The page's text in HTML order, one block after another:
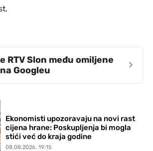
RTV Slon među omiljene
Googleu
›
Ekonomisti upozoravaju na novi rast
cijena hrane: Poskupljenja bi mogla
stići već do kraja godine
08.08.2026. 19:15